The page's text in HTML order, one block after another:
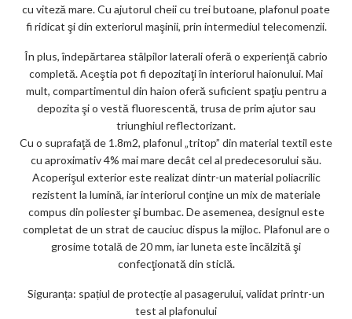
cu viteză mare. Cu ajutorul cheii cu trei butoane, plafonul poate
fi ridicat şi din exteriorul maşinii, prin intermediul telecomenzii.
În plus, îndepărtarea stâlpilor laterali oferă o experienţă cabrio
completă. Aceştia pot fi depozitaţi în interiorul haionului. Mai
mult, compartimentul din haion oferă suficient spaţiu pentru a
depozita şi o vestă fluorescentă, trusa de prim ajutor sau
triunghiul reflectorizant.
Cu o suprafaţă de 1.8m2, plafonul „tritop” din material textil este
cu aproximativ 4% mai mare decât cel al predecesorului său.
Acoperişul exterior este realizat dintr-un material poliacrilic
rezistent la lumină, iar interiorul conţine un mix de materiale
compus din poliester şi bumbac. De asemenea, designul este
completat de un strat de cauciuc dispus la mijloc. Plafonul are o
grosime totală de 20 mm, iar luneta este încălzită şi
confecţionată din sticlă.
Siguranța: spațiul de protecție al pasagerului, validat printr-un
test al plafonului